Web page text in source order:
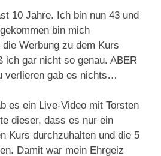
10 Jahre. Ich bin nun 43 und
bin mich
Werbung zu dem Kurs
ich gar nicht so genau. ABER
verlieren gab es nichts…
es ein Live-Video mit Torsten
dieser, dass es nur ein
Kurs durchzuhalten und die 5
Damit war mein Ehrgeiz